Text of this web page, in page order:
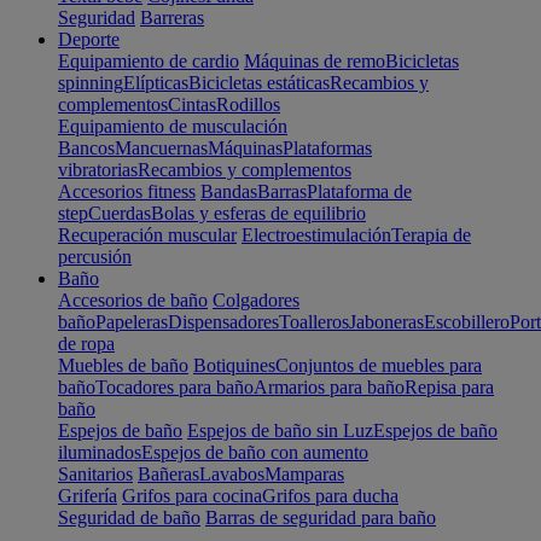
Seguridad Barreras
Deporte
Equipamiento de cardio Máquinas de remoBicicletas
spinningElípticasBicicletas estáticasRecambios y
complementosCintasRodillos
Equipamiento de musculación
BancosMancuernasMáquinasPlataformas
vibratoriasRecambios y complementos
Accesorios fitness BandasBarrasPlataforma de
stepCuerdasBolas y esferas de equilibrio
Recuperación muscular ElectroestimulaciónTerapia de
percusión
Baño
Accesorios de baño Colgadores
bañoPapelerasDispensadoresToallerosJabonerasEscobillero
de ropa
Muebles de baño BotiquinesConjuntos de muebles para
bañoTocadores para bañoArmarios para bañoRepisa para
baño
Espejos de baño Espejos de baño sin LuzEspejos de baño
iluminadosEspejos de baño con aumento
Sanitarios BañerasLavabosMamparas
Grifería Grifos para cocinaGrifos para ducha
Seguridad de baño Barras de seguridad para baño